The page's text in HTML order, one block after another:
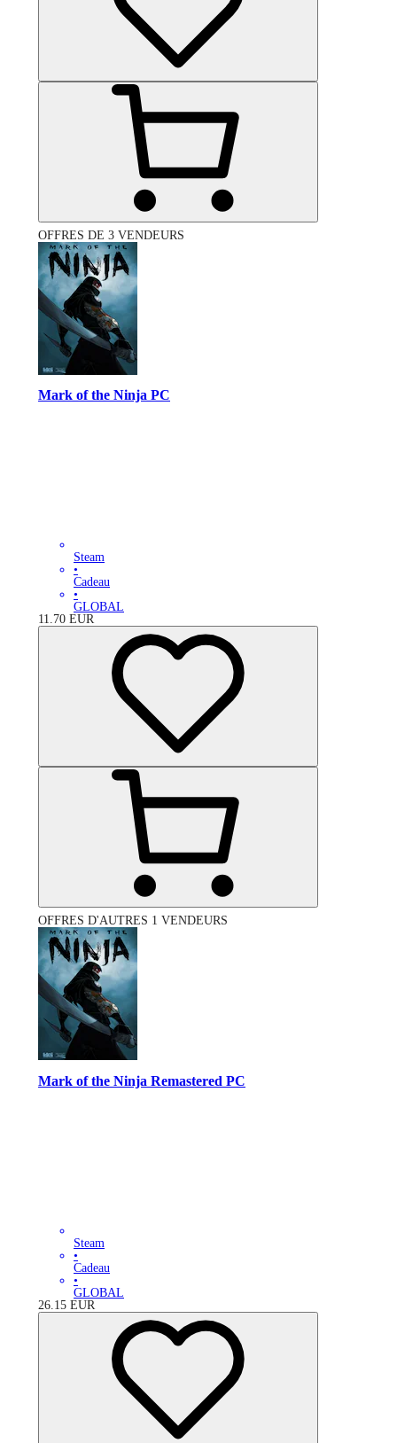
OFFRES DE 3 VENDEURS
Mark of the Ninja PC
Steam
•
Cadeau
•
GLOBAL
11.70 EUR
OFFRES D'AUTRES 1 VENDEURS
Mark of the Ninja Remastered PC
Steam
•
Cadeau
•
GLOBAL
26.15 EUR